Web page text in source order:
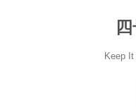
Keep